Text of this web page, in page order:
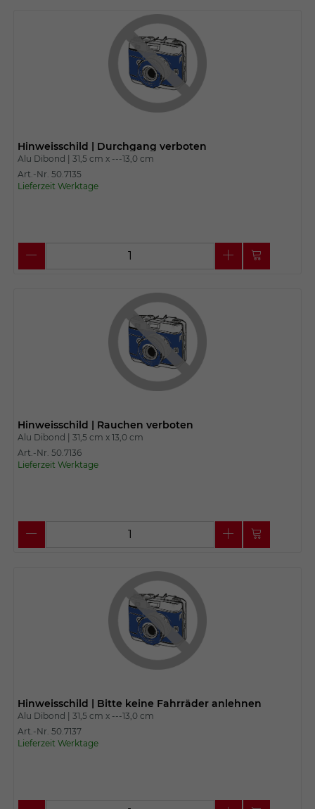
Hinweisschild | Durchgang verboten
Alu Dibond | 31,5 cm x ---13,0 cm
Art.-Nr. 50.7135
Lieferzeit Werktage
Hinweisschild | Rauchen verboten
Alu Dibond | 31,5 cm x 13,0 cm
Art.-Nr. 50.7136
Lieferzeit Werktage
Hinweisschild | Bitte keine Fahrräder anlehnen
Alu Dibond | 31,5 cm x ---13,0 cm
Art.-Nr. 50.7137
Lieferzeit Werktage